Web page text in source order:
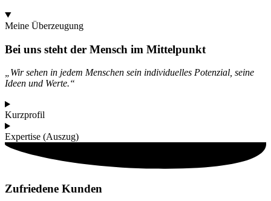
Meine Überzeugung
Bei uns steht der Mensch im Mittelpunkt
Wir sehen in jedem Menschen sein individuelles Potenzial, seine
Ideen und Werte.“
Kurzprofil
Expertise (Auszug)
Zufriedene Kunden